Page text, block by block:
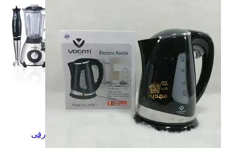
لوازم برقی لوازم برقی
آینه آینه
لوازم شخصی برقی
لوازم شخصی برقی